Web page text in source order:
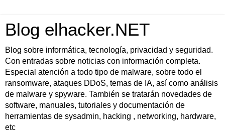
Blog elhacker.NET
Blog sobre informática, tecnología, privacidad y seguridad.
Con entradas sobre noticias con información completa.
Especial atención a todo tipo de malware, sobre todo el
ransomware, ataques DDoS, temas de IA, así como análisis
de malware y spyware. También se tratarán novedades de
software, manuales, tutoriales y documentación de
herramientas de sysadmin, hacking , networking, hardware,
etc